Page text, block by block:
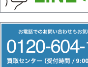
リ
ー